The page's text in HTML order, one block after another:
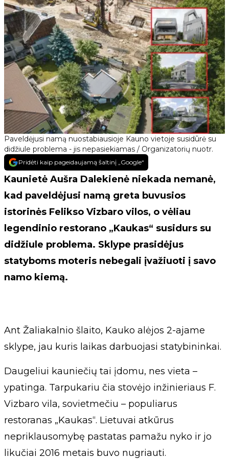
Paveldėjusi namą nuostabiausioje Kauno vietoje susidūrė su
didžiule problema - jis nepasiekiamas / Organizatorių nuotr.
Pridėti kaip pageidaujamą šaltinį „Google“
Kaunietė Aušra Dalekienė niekada nemanė,
kad paveldėjusi namą greta buvusios
istorinės Felikso Vizbaro vilos, o vėliau
legendinio restorano „Kaukas“ susidurs su
didžiule problema. Sklype prasidėjus
statyboms moteris nebegali įvažiuoti į savo
namo kiemą.
Ant Žaliakalnio šlaito, Kauko alėjos 2-ajame
sklype, jau kuris laikas darbuojasi statybininkai.
Daugeliui kauniečių tai įdomu, nes vieta –
ypatinga. Tarpukariu čia stovėjo inžinieriaus F.
Vizbaro vila, sovietmečiu – populiarus
restoranas „Kaukas“. Lietuvai atkūrus
nepriklausomybę pastatas pamažu nyko ir jo
likučiai 2016 metais buvo nugriauti.